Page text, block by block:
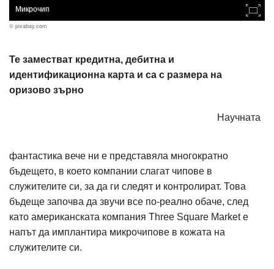
Микрочип
© pixabay.com
Те заместват кредитна, дебитна и
идентификационна карта и са с размера на
оризово зърно
Научната
фантастика вече ни е представяла многократно
бъдещето, в което компании слагат чипове в
служителите си, за да ги следят и контролират. Това
бъдеще започва да звучи все по-реално обаче, след
като американската компания Three Square Market е
напът да имплантира микрочипове в кожата на
служителите си.